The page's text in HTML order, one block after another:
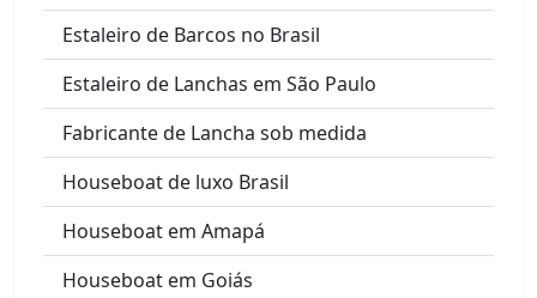
Estaleiro de Barcos no Brasil
Estaleiro de Lanchas em São Paulo
Fabricante de Lancha sob medida
Houseboat de luxo Brasil
Houseboat em Amapá
Houseboat em Goiás